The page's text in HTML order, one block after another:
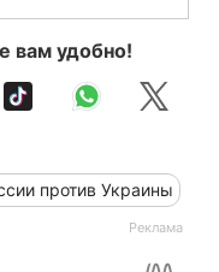
вам удобно!
против Украины